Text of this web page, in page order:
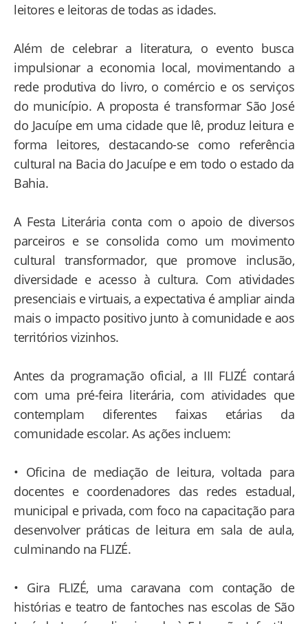
leitores e leitoras de todas as idades.
Além de celebrar a literatura, o evento busca
impulsionar a economia local, movimentando a
rede produtiva do livro, o comércio e os serviços
do município. A proposta é transformar São José
do Jacuípe em uma cidade que lê, produz leitura e
forma leitores, destacando-se como referência
cultural na Bacia do Jacuípe e em todo o estado da
Bahia.
A Festa Literária conta com o apoio de diversos
parceiros e se consolida como um movimento
cultural transformador, que promove inclusão,
diversidade e acesso à cultura. Com atividades
presenciais e virtuais, a expectativa é ampliar ainda
mais o impacto positivo junto à comunidade e aos
territórios vizinhos.
Antes da programação oficial, a III FLIZÉ contará
com uma pré-feira literária, com atividades que
contemplam diferentes faixas etárias da
comunidade escolar. As ações incluem:
• Oficina de mediação de leitura, voltada para
docentes e coordenadores das redes estadual,
municipal e privada, com foco na capacitação para
desenvolver práticas de leitura em sala de aula,
culminando na FLIZÉ.
• Gira FLIZÉ, uma caravana com contação de
histórias e teatro de fantoches nas escolas de São